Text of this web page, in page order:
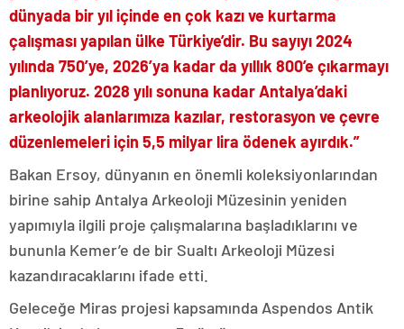
dünyada bir yıl içinde en çok kazı ve kurtarma
çalışması yapılan ülke Türkiye’dir. Bu sayıyı 2024
yılında 750’ye, 2026’ya kadar da yıllık 800’e çıkarmayı
planlıyoruz. 2028 yılı sonuna kadar Antalya’daki
arkeolojik alanlarımıza kazılar, restorasyon ve çevre
düzenlemeleri için 5,5 milyar lira ödenek ayırdık.”
Bakan Ersoy, dünyanın en önemli koleksiyonlarından
birine sahip Antalya Arkeoloji Müzesinin yeniden
yapımıyla ilgili proje çalışmalarına başladıklarını ve
bununla Kemer’e de bir Sualtı Arkeoloji Müzesi
kazandıracaklarını ifade etti.
Geleceğe Miras projesi kapsamında Aspendos Antik